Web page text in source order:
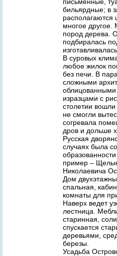
бильярдные; в
многое другое.
пород дерева.
подбиралась
В суровых
любое жилок
без печи. В
сложными
изразцами с
столетии
не смогли
согревала
дров и дольше
Русская
случаях была
пример –
Николаевича
Дом
спальная,
комнаты для
Наверх ведет
лестница.
старинная,
спускается
деревьями,
березы.
Усадьба